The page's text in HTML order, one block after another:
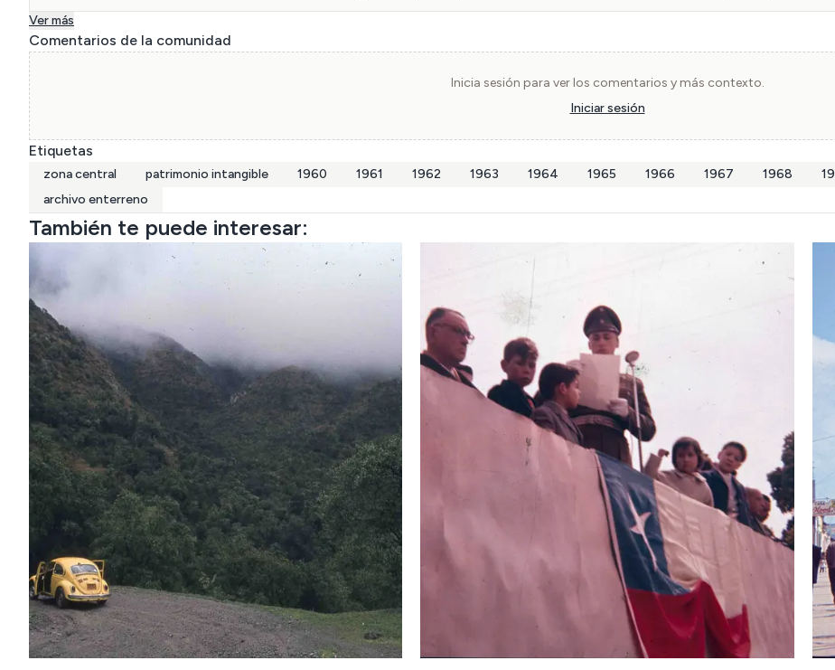
hombre que baila la cueca huasa o cueca tradicional, la danza nacional chilena. La versión femenina del huaso es la china,
típicos parte del desarrollo de la identidad nacional, la chilenidad. Fotografía de diapositiva Reifschneider, digitalizada por
Ver más
Comentarios de la comunidad
Inicia sesión para ver los comentarios y más contexto.
Iniciar sesión
Etiquetas
zona central patrimonio intangible 1960 1961 1962 1963 1964 1965 1966 1967 1968
archivo enterreno
También te puede interesar: